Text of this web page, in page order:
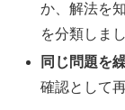
か、解法を
を分類しま
同じ問題を
確認として